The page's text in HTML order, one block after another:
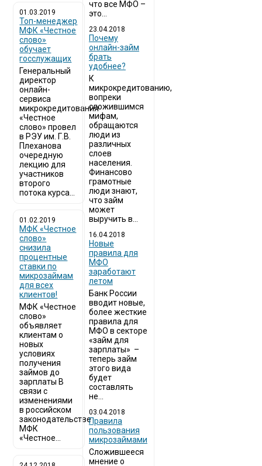
01.03.2019
Топ-менеджер
МФК «Честное
слово»
обучает
госслужащих
Генеральный
директор
онлайн-
сервиса
микрокредитования
«Честное
слово» провел
в РЭУ им. Г.В.
Плеханова
очередную
лекцию для
участников
второго
потока курса...
01.02.2019
МФК «Честное
слово»
снизила
процентные
ставки по
микрозаймам
для всех
клиентов!
МФК «Честное
слово»
объявляет
клиентам о
новых
условиях
получения
займов до
зарплаты В
связи с
изменениями
в российском
законодательстве
МФК
«Честное...
что все МФО –
это...
23.04.2018
Почему
онлайн-займ
брать
удобнее?
К
микрокредитованию,
вопреки
сложившимся
мифам,
обращаются
люди из
различных
слоев
населения.
Финансово
грамотные
люди знают,
что займ
может
выручить в...
16.04.2018
Новые
правила для
МФО
заработают
летом
Банк России
вводит новые,
более жесткие
правила для
МФО в секторе
«займ для
зарплаты» –
теперь займ
этого вида
будет
составлять
не...
03.04.2018
​Правила
пользования
микрозаймами
Сложившееся
мнение о